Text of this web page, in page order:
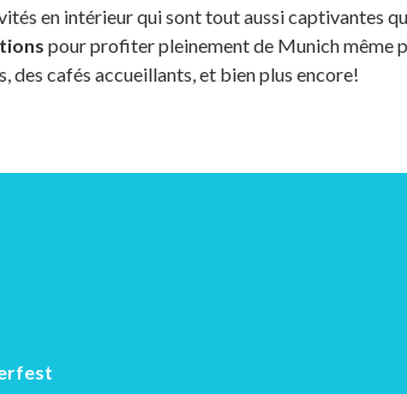
en intérieur qui sont tout aussi captivantes
pour profiter pleinement de Munich même
des cafés accueillants, et bien plus encore!